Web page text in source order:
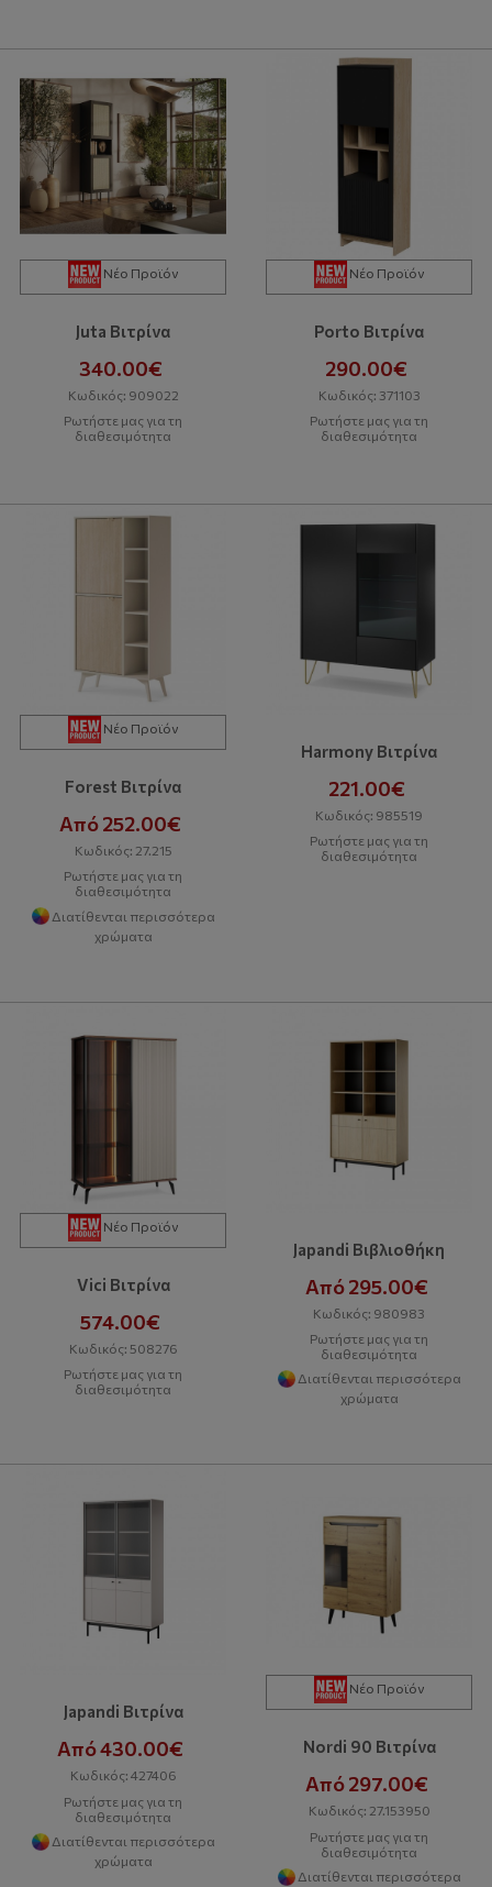
Νέο Προϊόν
Juta Βιτρίνα
340.00€
Κωδικός: 909022
Ρωτήστε μας για τη
διαθεσιμότητα
Νέο Προϊόν
Porto Βιτρίνα
290.00€
Κωδικός: 371103
Ρωτήστε μας για τη
διαθεσιμότητα
Νέο Προϊόν
Forest Βιτρίνα
Από 252.00€
Κωδικός: 27.215
Ρωτήστε μας για τη
διαθεσιμότητα
Διατίθενται περισσότερα
χρώματα
Harmony Βιτρίνα
221.00€
Κωδικός: 985519
Ρωτήστε μας για τη
διαθεσιμότητα
Νέο Προϊόν
Vici Βιτρίνα
574.00€
Κωδικός: 508276
Ρωτήστε μας για τη
διαθεσιμότητα
Japandi Βιβλιοθήκη
Από 295.00€
Κωδικός: 980983
Ρωτήστε μας για τη
διαθεσιμότητα
Διατίθενται περισσότερα
χρώματα
Japandi Βιτρίνα
Από 430.00€
Κωδικός: 427406
Ρωτήστε μας για τη
διαθεσιμότητα
Διατίθενται περισσότερα
χρώματα
Νέο Προϊόν
Nordi 90 Bιτρίνα
Από 297.00€
Κωδικός: 27.153950
Ρωτήστε μας για τη
διαθεσιμότητα
Διατίθενται περισσότερα